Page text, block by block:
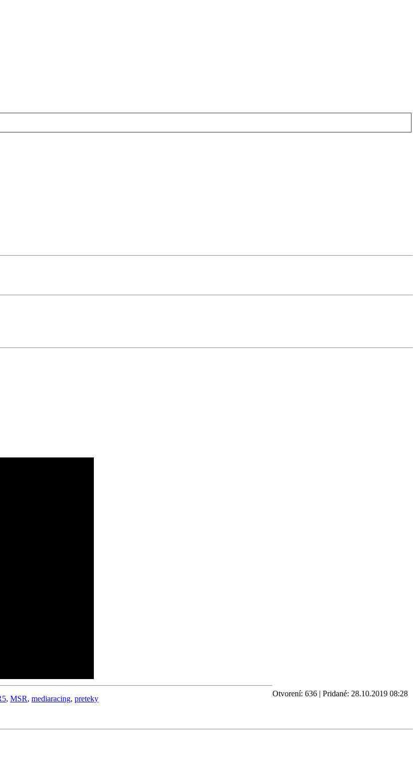
Otvorení: 636 | Pridané: 28.10.2019 08:28
, MSR, mediaracing, preteky